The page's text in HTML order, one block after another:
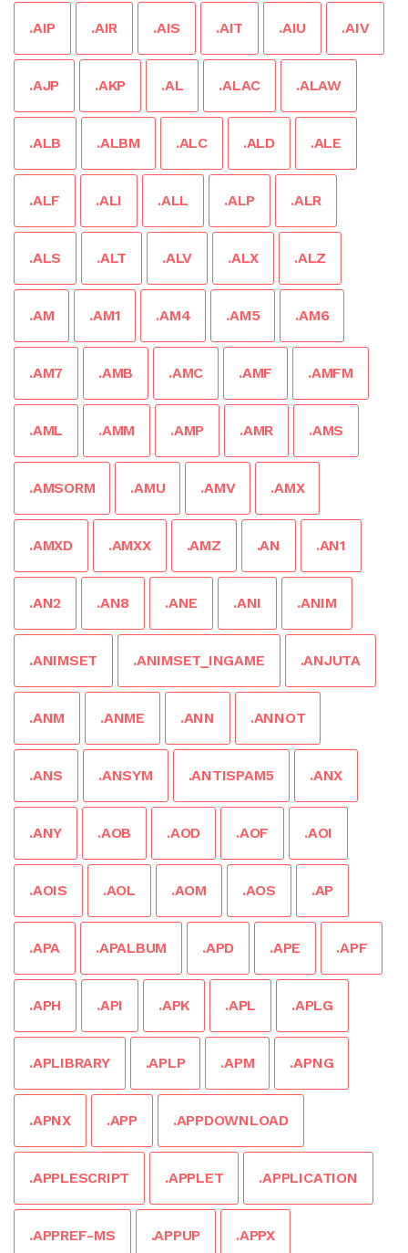
.AIP .AIR .AIS .AIT .AIU .AIV
.AJP .AKP .AL .ALAC .ALAW
.ALB .ALBM .ALC .ALD .ALE
.ALF .ALI .ALL .ALP .ALR
.ALS .ALT .ALV .ALX .ALZ
.AM .AM1 .AM4 .AM5 .AM6
.AM7 .AMB .AMC .AMF .AMFM
.AML .AMM .AMP .AMR .AMS
.AMSORM .AMU .AMV .AMX
.AMXD .AMXX .AMZ .AN .AN1
.AN2 .AN8 .ANE .ANI .ANIM
.ANIMSET .ANIMSET_INGAME .ANJUTA
.ANM .ANME .ANN .ANNOT
.ANS .ANSYM .ANTISPAM5 .ANX
.ANY .AOB .AOD .AOF .AOI
.AOIS .AOL .AOM .AOS .AP
.APA .APALBUM .APD .APE .APF
.APH .API .APK .APL .APLG
.APLIBRARY .APLP .APM .APNG
.APNX .APP .APPDOWNLOAD
.APPLESCRIPT .APPLET .APPLICATION
.APPREF-MS .APPUP .APPX